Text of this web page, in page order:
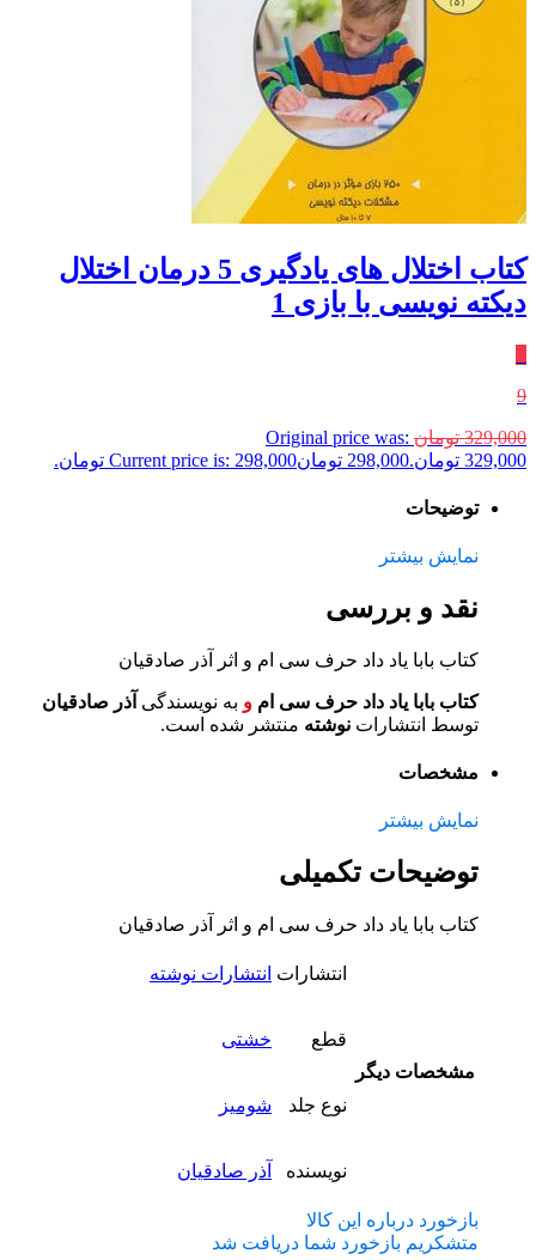
کتاب اختلال های یادگیری 5 درمان اختلال
دیکته نویسی با بازی 1
9
329,000 تومان Original price was:
329,000 تومان.
298,000 تومانCurrent price is: 298,000 تومان.
توضیحات
نمایش بیشتر
نقد و بررسی
کتاب بابا یاد داد حرف سی ام و اثر آذر صادقیان
کتاب بابا یاد داد حرف سی ام و به نویسندگی آذر صادقیان
توسط انتشارات نوشته منتشر شده است.
مشخصات
نمایش بیشتر
توضیحات تکمیلی
کتاب بابا یاد داد حرف سی ام و اثر آذر صادقیان
مشخصات دیگر
انتشارات انتشارات نوشته
قطع خشتی
نوع جلد شومیز
نویسنده آذر صادقیان
بازخورد درباره این کالا
متشکریم بازخورد شما دریافت شد